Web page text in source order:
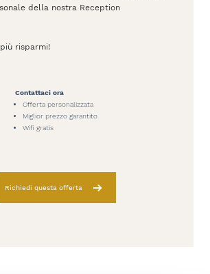
della nostra Reception
più risparmi!
Contattaci ora
Offerta personalizzata
Miglior prezzo garantito
Wifi gratis
Richiedi questa offerta